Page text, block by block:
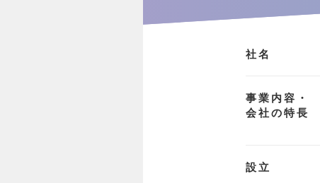
社名
事業内容・
会社の特長
設立